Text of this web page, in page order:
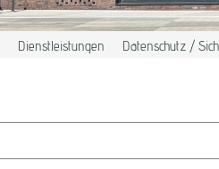
Dienstleistungen Datenschutz /